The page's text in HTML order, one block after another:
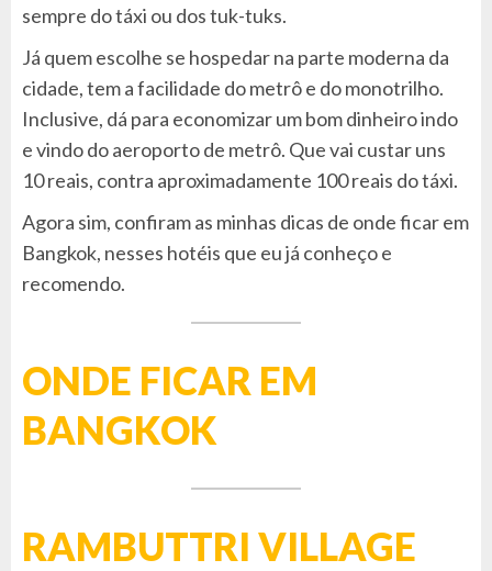
sempre do táxi ou dos tuk-tuks.
Já quem escolhe se hospedar na parte moderna da
cidade, tem a facilidade do metrô e do monotrilho.
Inclusive, dá para economizar um bom dinheiro indo
e vindo do aeroporto de metrô. Que vai custar uns
10 reais, contra aproximadamente 100 reais do táxi.
Agora sim, confiram as minhas dicas de onde ficar em
Bangkok, nesses hotéis que eu já conheço e
recomendo.
ONDE FICAR EM
BANGKOK
RAMBUTTRI VILLAGE